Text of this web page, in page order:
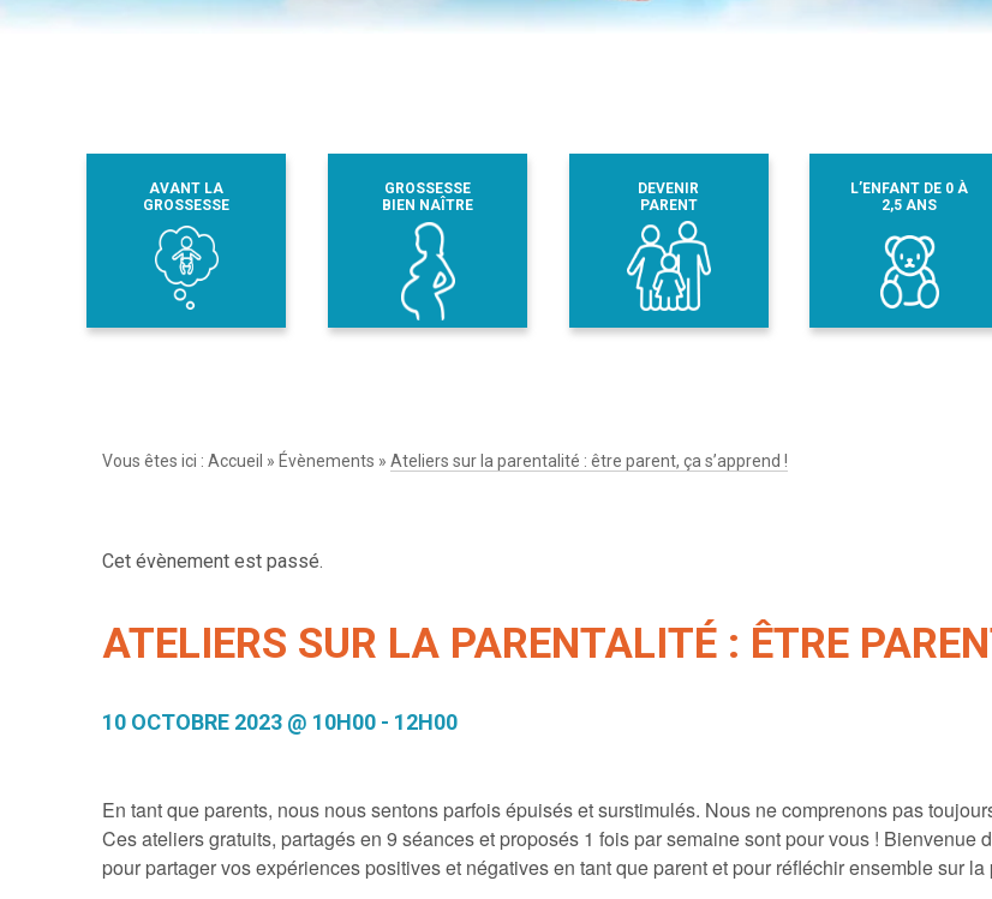
AVANT LA
GROSSESSE
GROSSESSE
BIEN NAÎTRE
DEVENIR
PARENT
L’ENFANT DE 0 À
2,5 ANS
Vous êtes ici :Accueil » Évènements »Ateliers sur la parentalité : être parent, ça s’apprend !
Cet évènement est passé.
ATELIERS SUR LA PARENTALITÉ : ÊTRE
10 OCTOBRE 2023 @ 10H00 - 12H00
En tant que parents, nous nous sentons parfois épuisés et surstimulés. Nous ne comprenons pas
Ces ateliers gratuits, partagés en 9 séances et proposés 1 fois par semaine sont pour vous ! Bienvenue
pour partager vos expériences positives et négatives en tant que parent et pour réfléchir ensemble sur la